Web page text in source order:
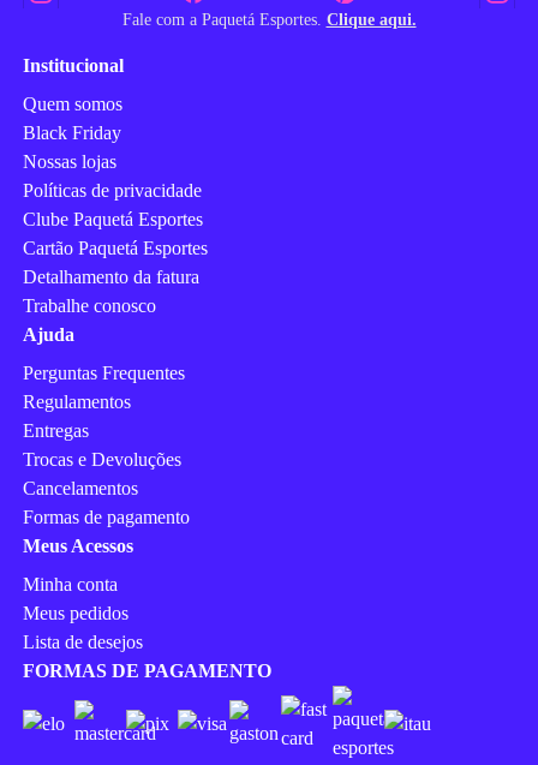
Fale com a Paquetá Esportes. Clique aqui.
Institucional
Quem somos
Black Friday
Nossas lojas
Políticas de privacidade
Clube Paquetá Esportes
Cartão Paquetá Esportes
Detalhamento da fatura
Trabalhe conosco
Ajuda
Perguntas Frequentes
Regulamentos
Entregas
Trocas e Devoluções
Cancelamentos
Formas de pagamento
Meus Acessos
Minha conta
Meus pedidos
Lista de desejos
FORMAS DE PAGAMENTO